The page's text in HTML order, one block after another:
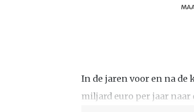
In de jaren voor en na de
miljard euro per jaar naar